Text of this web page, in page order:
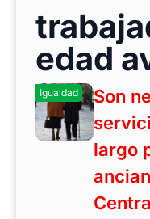
edad
Igualdad
Son
largo